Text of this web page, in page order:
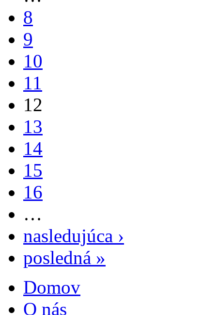
8
9
10
11
12
13
14
15
16
…
nasledujúca ›
posledná »
Hlavné menu
Domov
O nás